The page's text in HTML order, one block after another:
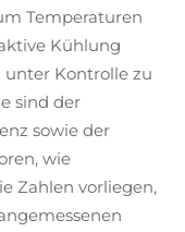
Temperaturen
Kühlung
unter Kontrolle zu
sind der
sowie der
wie
Zahlen vorliegen,